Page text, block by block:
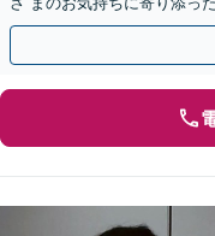
さい。